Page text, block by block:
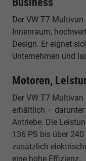
Der VW T7
Innenraum,
Design. Er eignet
Unternehmen und
Motoren,
Der VW T7
erhältlich – darunter
Antriebe. Die
136 PS bis über
zusätzlich
eine hohe Effizienz.